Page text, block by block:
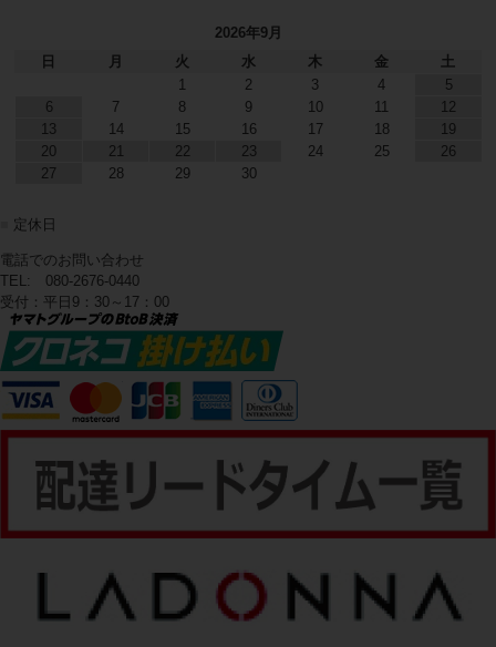
2026年9月
日
月 火 水 木 金
土
1
2 3 4
5
6
7 8 9 10 11
12
13
14 15 16 17 18
19
20
21 22 23 24 25
26
27
28 29 30
定休日
電話でのお問い合わせ
TEL: 080-2676-0440
受付：平日9：30～17：00